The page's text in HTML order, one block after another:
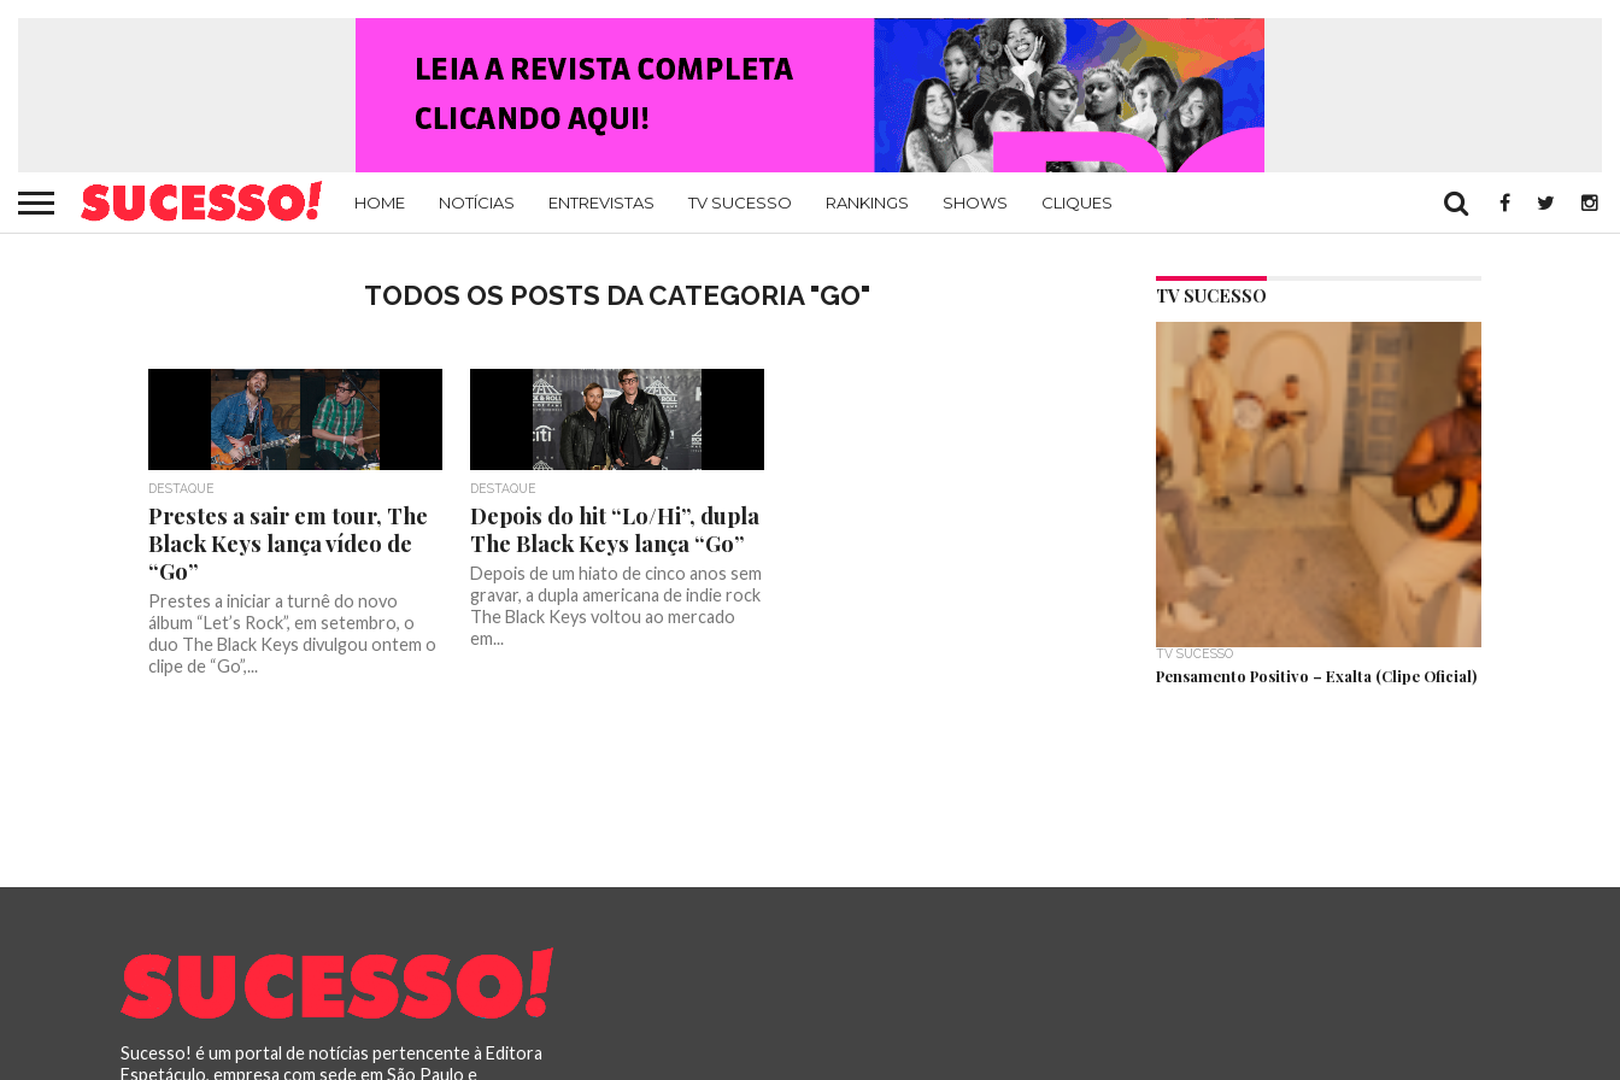
HOME NOTÍCIAS ENTREVISTAS TV SUCESSO RANKINGS SHOWS CLIQUES
TODOS OS POSTS DA CATEGORIA "GO"
DESTAQUE
Prestes a sair em tour, The
Black Keys lança vídeo de
“Go”
Prestes a iniciar a turnê do novo
álbum “Let’s Rock”, em setembro, o
duo The Black Keys divulgou ontem o
clipe de “Go”,...
DESTAQUE
Depois do hit “Lo/Hi”, dupla
The Black Keys lança “Go”
Depois de um hiato de cinco anos sem
gravar, a dupla americana de indie rock
The Black Keys voltou ao mercado
em...
TV SUCESSO
TV SUCESSO
Pensamento Positivo – Exalta (Clipe Oficial)
Sucesso! é um portal de notícias pertencente à Editora
Espetáculo, empresa com sede em São Paulo e